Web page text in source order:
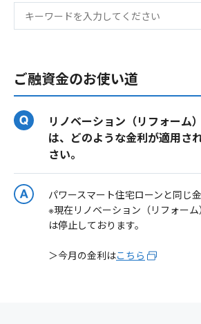
ご融資金のお使い道
リノベーション（リフォーム
は、どのような金利が適用さ
さい。
パワースマート住宅ローンと同じ
※現在リノベーション（リフォー
は停止しております。
＞今月の金利はこちら